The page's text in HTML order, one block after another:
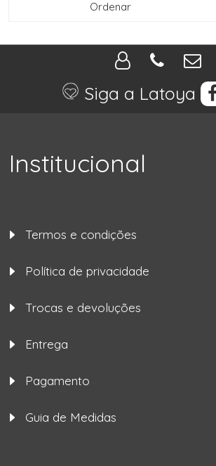
Siga a Latoya
Institucional
Termos e condições
Política de privacidade
Trocas e devoluções
Entrega
Pagamento
Guia de Medidas